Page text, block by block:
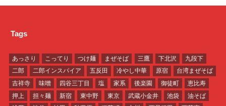
Tags
あっさり こってり つけ麺 まぜそば 三鷹 下北沢
九段下
二郎
二郎インスパイア 五反田 冷やし中華 原宿
台湾まぜそば
吉祥寺
味噌 四谷三丁目 塩 家系 後楽園 御徒町
恵比寿
押上
担々麺 新宿 東中野 東京 武蔵小金井 池袋
油そば